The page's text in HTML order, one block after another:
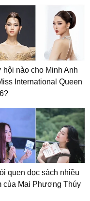
hội nào cho Minh Anh
International Queen
quen đọc sách nhiều
của Mai Phương Thúy